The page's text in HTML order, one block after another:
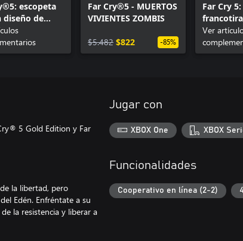
escopeta
diseño de
Far Cry®5 - MUERTOS
VIVIENTES ZOMBIS
$5.482 $822 -85%
Far Cry
único
Ver
5 Gold Edition y Far
la libertad, pero
Edén. Enfréntate a su
la resistencia y liberar a
Jugar con
XBOX One XBOX
Funcionalidades
Cooperativo en línea (2-2)